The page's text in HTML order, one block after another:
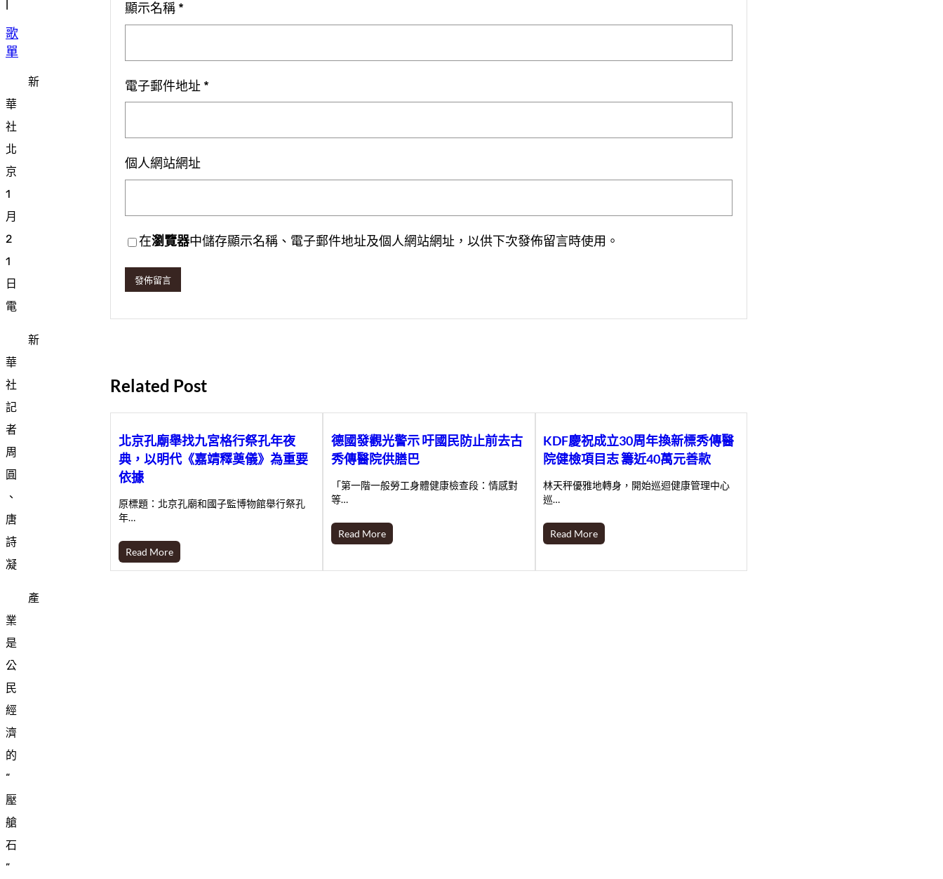
歌
單
新
華
社
北
京
1
月
2
1
日
電
新
華
社
記
者
周
圓
、
唐
詩
凝
產
業
是
公
民
經
濟
的
“
壓
艙
石
”
顯示名稱 *
電子郵件地址 *
個人網站網址
在瀏覽器中儲存顯示名稱、電子郵件地址及個人網站網址，以供下次發佈留言時使用。
Related Post
北京孔廟舉找九宮格行祭孔年夜
典，以明代《嘉靖釋奠儀》為重要
依據
原標題：北京孔廟和國子監博物館舉行祭孔
年…
Read More
德國發觀光警示 吁國民防止前去古
秀傳醫院供膳巴
「第一階一般勞工身體健康檢查段：情感對
等…
Read More
KDF慶祝成立30周年換新標秀傳醫
院健檢項目志 籌近40萬元善款
林天秤優雅地轉身，開始巡迴健康管理中心
巡…
Read More